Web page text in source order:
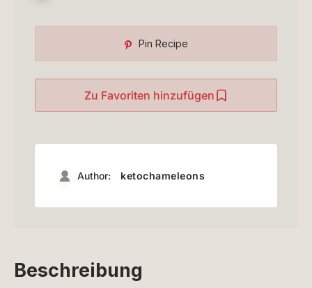
Pin Recipe
Zu Favoriten hinzufügen
Author: ketochameleons
Beschreibung